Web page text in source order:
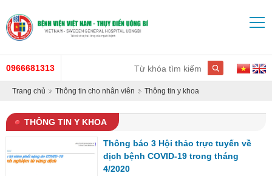
0966681313
Trang chủ Thông tin cho nhân viên Thông tin y khoa
THÔNG TIN Y KHOA
Thông báo 3 Hội thảo trực tuyến về
dịch bệnh COVID-19 trong tháng
4/2020